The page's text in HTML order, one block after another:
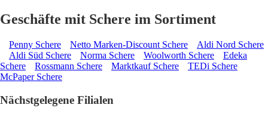
Geschäfte mit Schere im Sortiment
Penny Schere Netto Marken-Discount Schere
Aldi Nord Schere
Aldi Süd Schere
Norma Schere Woolworth Schere
Edeka
Schere
Rossmann Schere Marktkauf Schere
TEDi Schere
McPaper Schere
Nächstgelegene Filialen